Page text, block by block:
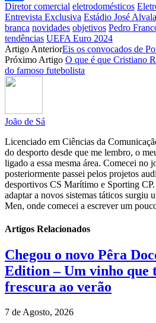
Partilhar
Diretor comercial eletrodomésticos
Entrevista Exclusiva Estádio José
branca novidades objetivos Pedro
tendências UEFA Euro 2024
Artigo AnteriorEis os convocados de
Próximo Artigo O que é que Cristiano
do famoso futebolista
João de Sá
Licenciado em Ciências da
do desporto desde que me lembro, o
ligado a essa mesma área. Comecei no
posteriormente passei pelos projetos
desportivos CS Marítimo e Sporting
adaptar a novos sistemas táticos surgiu
Men, onde comecei a escrever um
Artigos Relacionados
Chegou o novo Pêra
Edition – Um vinho que
frescura ao verão
7 de Agosto, 2026